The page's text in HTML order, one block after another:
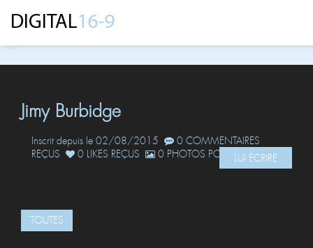
Jimy Burbidge
Inscrit depuis le 02/08/2015
0 COMMENTAIRES
REÇUS
0 LIKES REÇUS 0 PHOTOS POSTÉESLUI ÉCRIRE
TOUTES